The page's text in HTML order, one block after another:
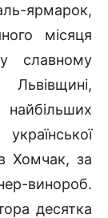
ярмарок,
місяця
славному
Хомчак, за
винороб.
десятка